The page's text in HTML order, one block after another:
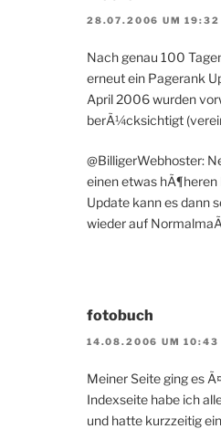
28.07.2006 UM 19:32
Nach genau 100
erneut ein Pagerank
April 2006 wurden
berÃ¼cksichtigt
@BilligerWebhoster:
einen etwas
Update kann es dann
wieder auf
fotobuch
14.08.2006 UM 10:43
Meiner Seite ging es
Indexseite habe ich
und hatte kurzzeitig